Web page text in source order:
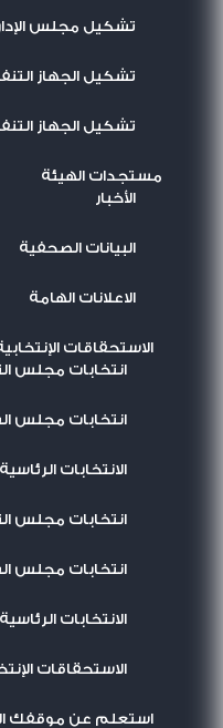
تشكيل مجلس
تشكيل الجهاز
تشكيل الجهاز
مستجدات الهيئة
اﻷخبار
البيانات الصحفية
الاعلانات الهامة
الاستحقاقات
انتخابات مجلس
انتخابات مجلس
الانتخابات الرئاسية
انتخابات مجلس
انتخابات مجلس
الانتخابات الرئاسية 2018
الاستحقاقات
استعلم عن موقفك